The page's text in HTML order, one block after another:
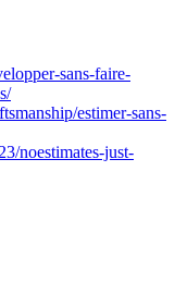
sans-faire-
estimer-sans-
noestimates-just-